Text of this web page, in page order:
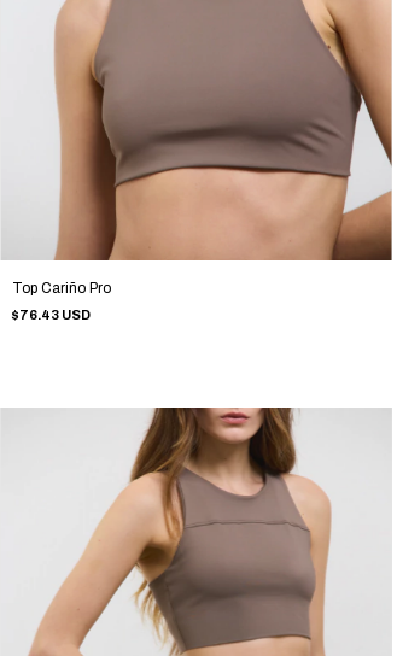
Top Cariño Pro
$76.43 USD